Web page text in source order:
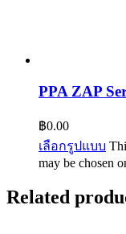
PPA ZAP
฿0.00
เลือกรูปแบบ
may be chosen
Related